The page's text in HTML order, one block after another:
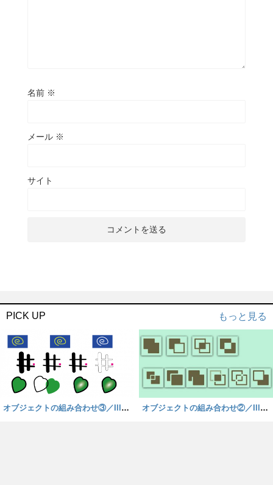
名前 ※
メール ※
サイト
PICK UP もっと見る
オブジェクトの組み合わせ③／Illust オブジェクトの組み合わせ②／Illust